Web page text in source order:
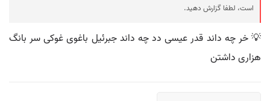
است، لطفا گزارش دهید.
💡 خر چه داند قدر عیسی دد چه داند جبرئیل باغوی غوکی سر بانگ
هزاری داشتن